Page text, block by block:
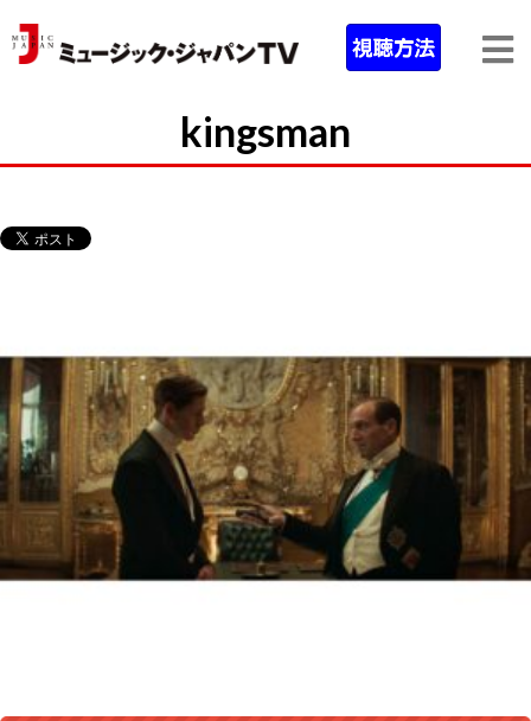
kingsman